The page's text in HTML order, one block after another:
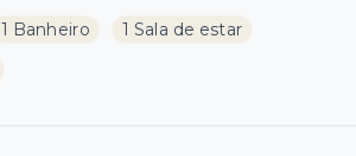
1 Banheiro
1 Sala de estar